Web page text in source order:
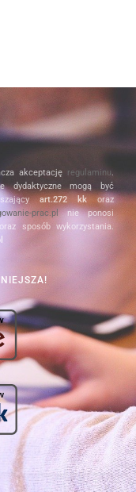
akceptację regulaminu.
dydaktyczne mogą być
art.272 kkoraz
prac.pl nie ponosi
sposób wykorzystania.